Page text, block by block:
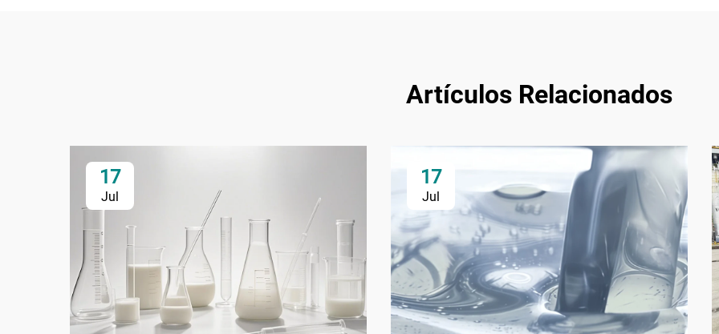
Artículos Relacionados
17
Jul
17
Jul